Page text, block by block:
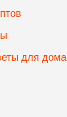
для дома